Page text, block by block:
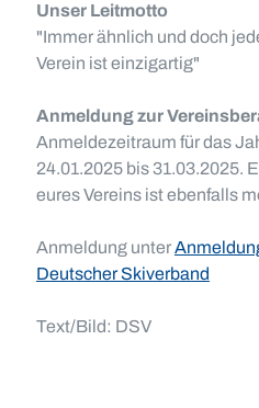
Unser Leitmotto
"Immer ähnlich und doch
Verein ist einzigartig"
Anmeldung zur
Anmeldezeitraum für das
24.01.2025 bis 31.03.2025.
eures Vereins ist ebenfalls
Anmeldung unter
Deutscher Skiverband
Text/Bild: DSV